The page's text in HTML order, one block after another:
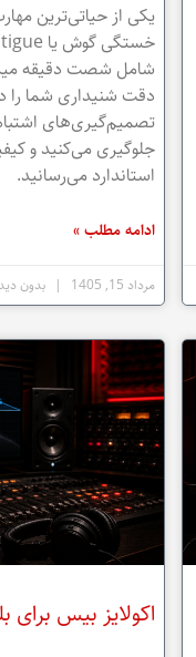
یکی از حیاتی‌ترین
شامل شصت دقیقه
دقت شنیداری شما را
تصمیم‌گیری‌های
جلوگیری می‌کنید و
استاندارد می‌رسانید.
ادامه مطلب »
مرداد 15, 1405 بدون
اکولایز بیس